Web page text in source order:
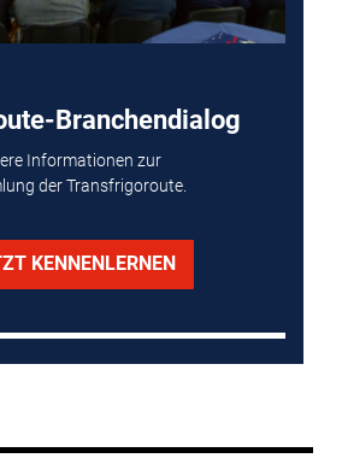
Branchendialog
Informationen zur
der Transfrigoroute.
KENNENLERNEN